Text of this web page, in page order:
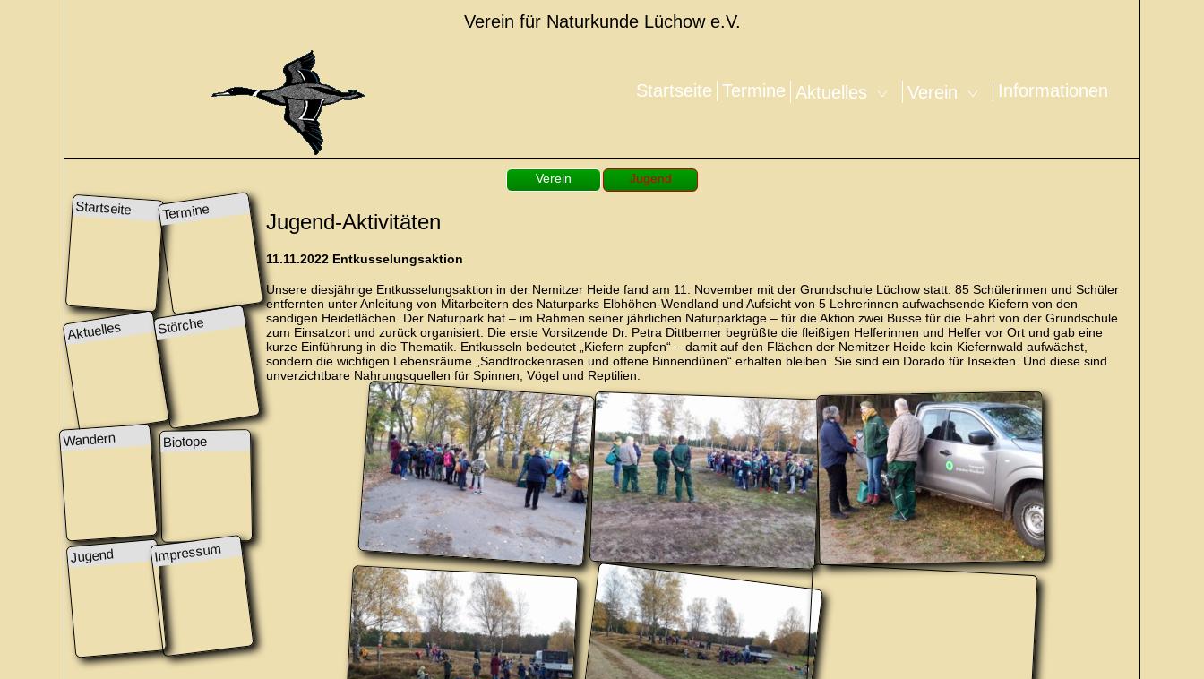
Verein für Naturkunde Lüchow e.V.
Informationen
Verein
Aktuelles
Termine
Startseite
Verein Jugend
Startseite Termine
Aktuelles Störche
Wandern Biotope
Jugend Impressum
Jugend-Aktivitäten
11.11.2022 Entkusselungsaktion
Unsere diesjährige Entkusselungsaktion in der Nemitzer Heide fand am 11. November mit der Grundschule Lüchow statt. 85 Schülerinnen und Schüler
entfernten unter Anleitung von Mitarbeitern des Naturparks Elbhöhen-Wendland und Aufsicht von 5 Lehrerinnen aufwachsende Kiefern von den
sandigen Heideflächen. Der Naturpark hat – im Rahmen seiner jährlichen Naturparktage – für die Aktion zwei Busse für die Fahrt von der Grundschule
zum Einsatzort und zurück organisiert. Die erste Vorsitzende Dr. Petra Dittberner begrüßte die fleißigen Helferinnen und Helfer vor Ort und gab eine
kurze Einführung in die Thematik. Entkusseln bedeutet „Kiefern zupfen“ – damit auf den Flächen der Nemitzer Heide kein Kiefernwald aufwächst,
sondern die wichtigen Lebensräume „Sandtrockenrasen und offene Binnendünen“ erhalten bleiben. Sie sind ein Dorado für Insekten. Und diese sind
unverzichtbare Nahrungsquellen für Spinnen, Vögel und Reptilien.